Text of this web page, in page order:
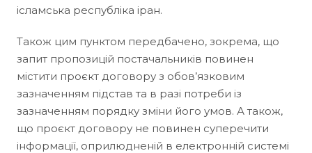
ісламська республіка іран.
Також цим пунктом передбачено, зокрема, що
запит пропозицій постачальників повинен
містити проєкт договору з обов’язковим
зазначенням підстав та в разі потреби із
зазначенням порядку зміни його умов. А також,
що проєкт договору не повинен суперечити
інформації, оприлюдненій в електронній системі